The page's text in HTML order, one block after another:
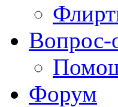
Вопрос-
Форум